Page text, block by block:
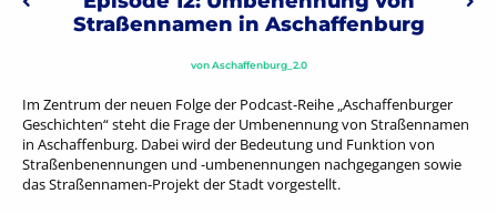
Straßennamen in Aschaffenburg
vonAschaffenburg_2.0
Im Zentrum der neuen Folge der Podcast-Reihe „Aschaffenburger
Geschichten“ steht die Frage der Umbenennung von Straßennamen
in Aschaffenburg. Dabei wird der Bedeutung und Funktion von
Straßenbenennungen und -umbenennungen nachgegangen sowie
das Straßennamen-Projekt der Stadt vorgestellt.